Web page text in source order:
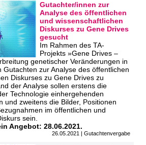
Gutachter/innen zur
Analyse des öffentlichen
und wissenschaftlichen
Diskurses zu Gene Drives
gesucht
Im Rahmen des TA-
Projekts »Gene Drives –
genetischer Veränderungen in
Gutachten zur Analyse des öffentlichen
Diskurses zu Gene Drives zu
der Analyse sollen erstens die
Technologie einhergehenden
und zweitens die Bilder, Positionen
im öffentlichen und
sein.
Angebot: 28.06.2021.
26.05.2021 | Gutachtenvergabe